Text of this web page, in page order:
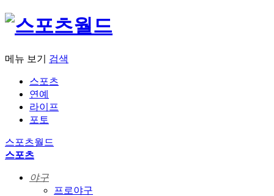
메뉴 보기 검색
스포츠
연예
라이프
포토
스포츠월드
스포츠
야구
프로야구